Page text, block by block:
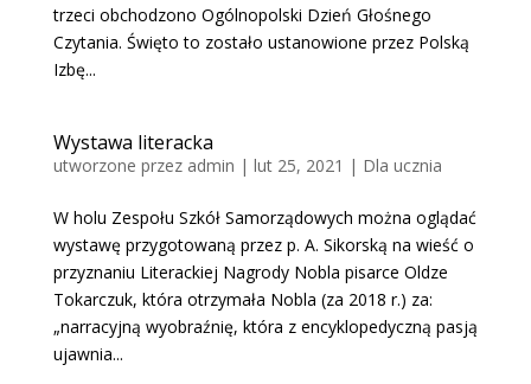
trzeci obchodzono Ogólnopolski Dzień Głośnego
Czytania. Święto to zostało ustanowione przez Polską
Izbę...
Wystawa literacka
utworzone przez admin | lut 25, 2021 | Dla ucznia
W holu Zespołu Szkół Samorządowych można oglądać
wystawę przygotowaną przez p. A. Sikorską na wieść o
przyznaniu Literackiej Nagrody Nobla pisarce Oldze
Tokarczuk, która otrzymała Nobla (za 2018 r.) za:
„narracyjną wyobraźnię, która z encyklopedyczną pasją
ujawnia...